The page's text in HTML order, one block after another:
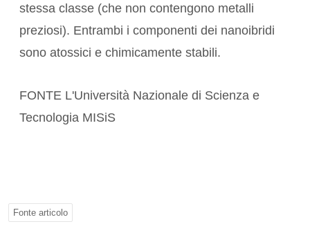
stessa classe (che non contengono metalli
preziosi). Entrambi i componenti dei nanoibridi
sono atossici e chimicamente stabili.
FONTE L'Università Nazionale di Scienza e
Tecnologia MISiS
Fonte articolo